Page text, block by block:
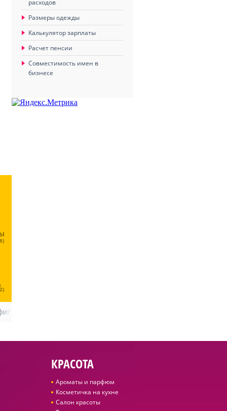
расходов
Размеры одежды
Калькулятор зарплаты
Расчет пенсии
Совместимость имен в
бизнесе
КРАСОТА
Ароматы и парфюм
Косметичка на кухне
Салон красоты